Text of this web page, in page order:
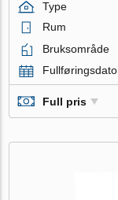
Type
Rum
Bruksområde
Fullføringsdato
Full pris